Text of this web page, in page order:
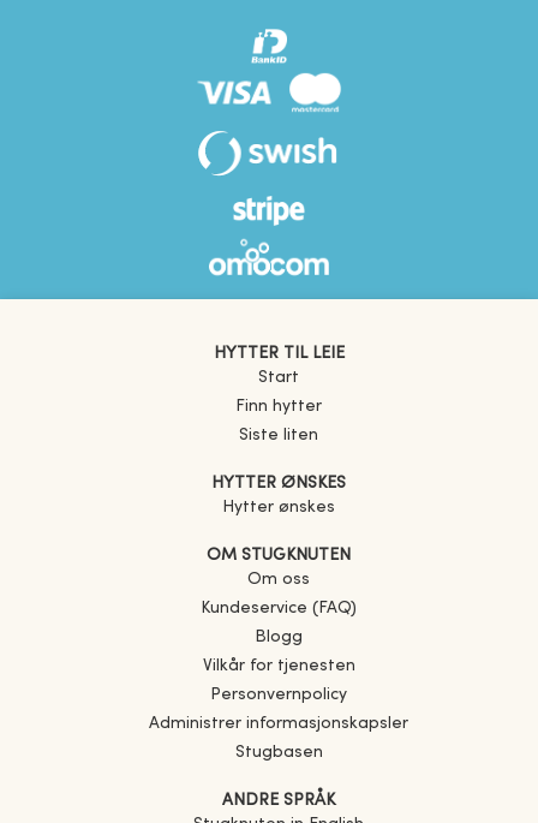
HYTTER TIL LEIE
Start
Finn hytter
Siste liten
HYTTER ØNSKES
Hytter ønskes
OM STUGKNUTEN
Om oss
Kundeservice (FAQ)
Blogg
Vilkår for tjenesten
Personvernpolicy
Administrer informasjonskapsler
Stugbasen
ANDRE SPRÅK